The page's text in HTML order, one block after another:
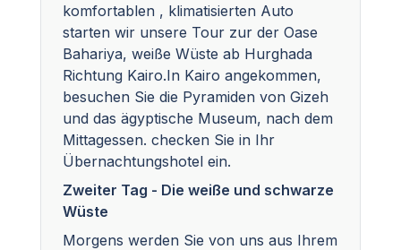
komfortablen , klimatisierten Auto
starten wir unsere Tour zur der Oase
Bahariya, weiße Wüste ab Hurghada
Richtung Kairo.In Kairo angekommen,
besuchen Sie die Pyramiden von Gizeh
und das ägyptische Museum, nach dem
Mittagessen. checken Sie in Ihr
Übernachtungshotel ein.
Zweiter Tag - Die weiße und schwarze
Wüste
Morgens werden Sie von uns aus Ihrem